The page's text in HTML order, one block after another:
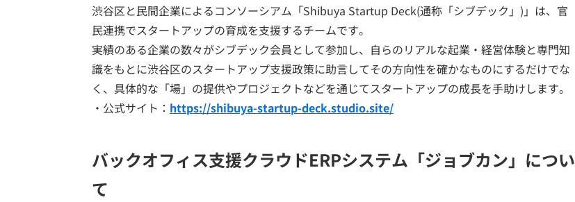
渋谷区と民間企業によるコンソーシアム「Shibuya Startup Deck(通称「シブデック」)」は、官
民連携でスタートアップの育成を支援するチームです。
実績のある企業の数々がシブデック会員として参加し、自らのリアルな起業・経営体験と専門知
識をもとに渋谷区のスタートアップ支援政策に助言してその方向性を確かなものにするだけでな
く、具体的な「場」の提供やプロジェクトなどを通じてスタートアップの成長を手助けします。
・公式サイト： https://shibuya-startup-deck.studio.site/
バックオフィス支援クラウドERPシステム「ジョブカン」につい
て